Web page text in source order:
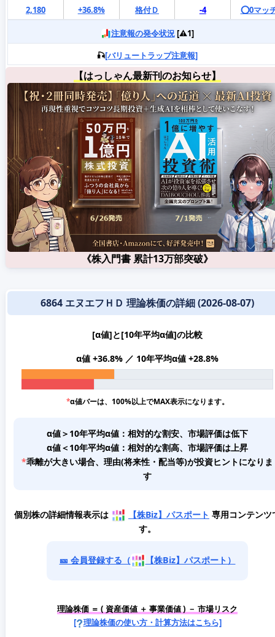
2,180
+36.8% 格付Ｄ -4 ⭕️0マッ
注意報の発令状況[⚠️1]
🎣[バリュートラップ注意報]
【はっしゃん最新刊のお知らせ】
《株入門書 累計13万部突破》
6864 エヌエフＨＤ 理論株価の詳細 (2026-08-07)
[α値]と[10年平均α値]の比較
α値 +36.8% ／ 10年平均α値 +28.8%
*α値バーは、100%以上でMAX表示になります。
α値＞10年平均α値：相対的な割安、市場評価は低下
α値＜10年平均α値：相対的な割高、市場評価は上昇
*乖離が大きい場合、理由(将来性・配当等)が投資ヒントになりま
す
個別株の詳細情報表示は 【株Biz】パスポート 専用コンテンツ
す。
🎫 会員登録する（ 【株Biz】パスポート）
理論株価 ＝ ( 資産価値 ＋ 事業価値 ) － 市場リスク
[
理論株価の使い方・計算方法はこちら]